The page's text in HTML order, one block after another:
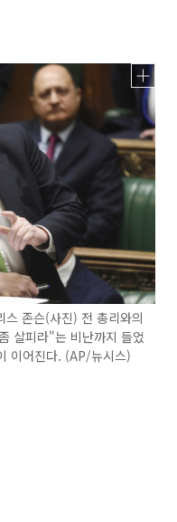
존슨(사진) 전 총리와의
살피라"는 비난까지 들었
이어진다. (AP/뉴시스)